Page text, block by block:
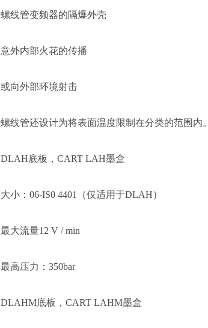
螺线管变频器的隔爆外壳
意外内部火花的传播
或向外部环境射击
螺线管还设计为将表面温度限制在分类的范围内。
DLAH底板，CART LAH墨盒
大小： 06-IS0 4401（仅适用于DLAH）
最大流量12 V / min
最高压力： 350bar
DLAHM底板，CART LAHM墨盒